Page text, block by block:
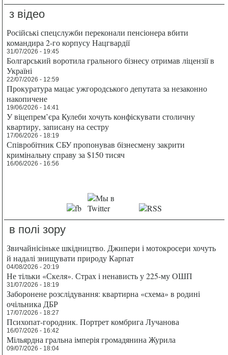
з відео
Російські спецслужби переконали пенсіонера вбити
командира 2-го корпусу Нацгвардії
31/07/2026 - 19:45
Болгарський воротила грального бізнесу отримав ліцензії в
Україні
22/07/2026 - 12:59
Прокуратура мацає ужгородського депутата за незаконно
накопичене
19/06/2026 - 14:41
У віцепрем’єра Кулеби хочуть конфіскувати столичну
квартиру, записану на сестру
17/06/2026 - 18:19
Співробітник СБУ пропонував бізнесмену закрити
кримінальну справу за $150 тисяч
16/06/2026 - 16:56
в полі зору
Звичайнісіньке шкідництво. Джипери і мотокросери хочуть
й надалі знищувати природу Карпат
04/08/2026 - 20:19
Не тільки «Скеля». Страх і ненависть у 225-му ОШП
31/07/2026 - 18:19
Заборонене розслідування: квартирна «схема» в родині
очільника ДБР
17/07/2026 - 18:27
Психопат-городник. Портрет комбрига Лучанова
16/07/2026 - 16:42
Мільярдна гральна імперія громадянина Журила
09/07/2026 - 18:04